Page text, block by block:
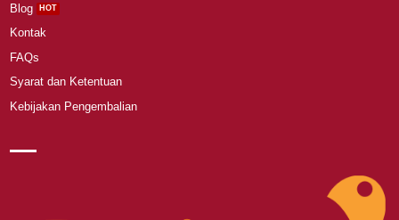
Blog
Kontak
FAQs
Syarat dan Ketentuan
Kebijakan Pengembalian